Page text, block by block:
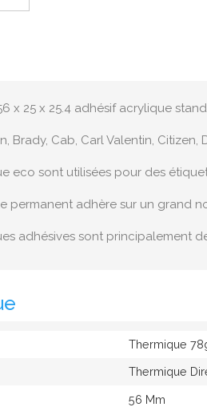
x 25 x 25.4 adhésif acrylique
Brady, Cab, Carl Valentin, Citizen,
eco sont utilisées pour des
permanent adhère sur un grand
adhésives sont principalement
Thermique
Thermique
56 Mm